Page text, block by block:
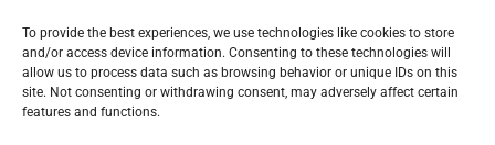
To provide the best experiences, we use technologies like cookies to store
and/or access device information. Consenting to these technologies will
allow us to process data such as browsing behavior or unique IDs on this
site. Not consenting or withdrawing consent, may adversely affect certain
features and functions.
US GB FR IT ES NL AU BR CA